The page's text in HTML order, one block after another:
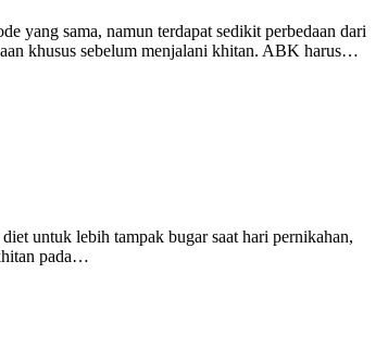
yang sama, namun terdapat sedikit perbedaan dari
khusus sebelum menjalani khitan. ABK harus…
untuk lebih tampak bugar saat hari pernikahan,
pada…